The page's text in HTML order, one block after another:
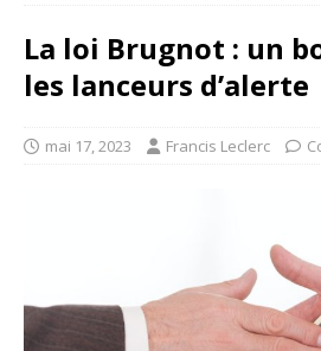
La loi Brugnot : un
les lanceurs d’alerte
mai 17, 2023 Francis Leclerc